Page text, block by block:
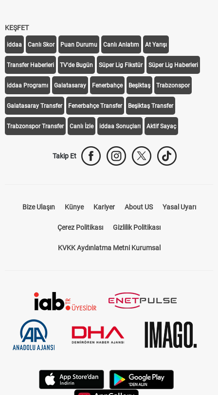
KEŞFET
iddaa Canlı Skor Puan Durumu Canlı Anlatım At Yarışı
Transfer Haberleri TV'de Bugün Süper Lig Fikstür Süper Lig Haberleri
iddaa Programı Galatasaray Fenerbahçe Beşiktaş Trabzonspor
Galatasaray Transfer Fenerbahçe Transfer Beşiktaş Transfer
Trabzonspor Transfer Canlı İzle iddaa Sonuçları Aktif Sayaç
Takip Et
Bize Ulaşın Künye Kariyer About US Yasal Uyarı
Çerez Politikası Gizlilik Politikası
KVKK Aydınlatma Metni Kurumsal